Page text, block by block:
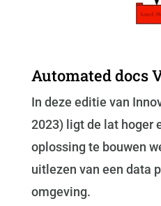
Automated docs
In deze editie van
2023) ligt de lat hoger
oplossing te bouwen
uitlezen van een data
omgeving.